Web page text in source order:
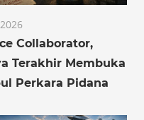
Collaborator,
Terakhir Membuka
Perkara Pidana